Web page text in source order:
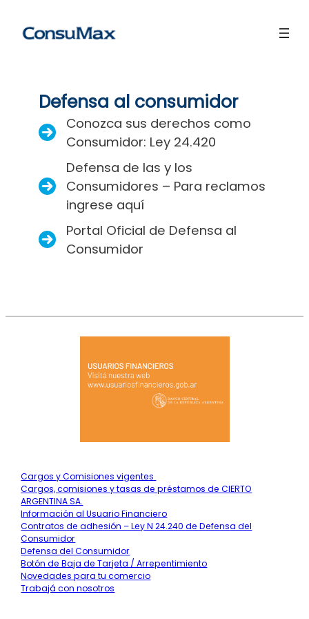
Defensa al consumidor
Conozca sus derechos como
Consumidor: Ley 24.420
Defensa de las y los
Consumidores – Para reclamos
ingrese aquí
Portal Oficial de Defensa al
Consumidor
Cargos y Comisiones vigentes
Cargos, comisiones y tasas de préstamos de CIERTO
ARGENTINA SA.
Información al Usuario Financiero
Contratos de adhesión – Ley N 24.240 de Defensa del
Consumidor
Defensa del Consumidor
Botón de Baja de Tarjeta / Arrepentimiento
Novedades para tu comercio
Trabajá con nosotros